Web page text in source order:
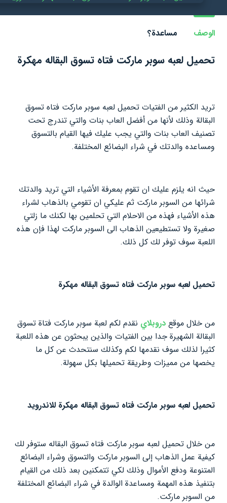
الوصف مساعدة؟
تحميل لعبه سوبر ماركت فتاه تسوق البقاله مهكرة
تريد الكثير من الفتيات تحميل لعبه سوبر ماركت فتاه تسوق
البقالة وذلك لأنها من أفضل العاب بنات والتي تندرج تحت
تصنيف العاب بنات والتي يجب عليك فيها القيام بالتسوق
ومساعده والدتك في شراء البضائع المختلفة.
حيث انه يلزم عليك ان تقوم بمعرفة الأشياء التي تريد والدتك
شرائها من السوبر ماركت ثم عليكي ان تقومي بالذهاب لشراء
هذه الأشياء فهذه من الاحلام التي تحلمين بها لكنك ما زلتي
صغيرة ولا تستطيعين الذهاب الى السوبر ماركت لهذا فإن هذه
اللعبة سوف توفر لك كل ذلك.
تحميل لعبه سوبر ماركت فتاه تسوق البقاله مهكرة
من خلال موقع دروبلاي نقدم لكم لعبة سوبر ماركت فتاة تسوق
البقالة الشهيرة جدا بين الفتيات والذين يبحثون عن هذه اللعبة
كثيرا لذلك سوف نقدمها لكم وكذلك سنتحدث عن كل ما
يخصها من مميزات وطريقة تحميلها بكل سهولة.
تحميل لعبه سوبر ماركت فتاه تسوق البقاله مهكرة للاندرويد
من خلال تحميل لعبه سوبر ماركت فتاه تسوق البقاله ستوفر لك
كيفية عمل الذهاب إلى السوبر ماركت والتسوق وشراء البضائع
المتنوعة ودفع الأموال وذلك لكي تتمكنين بعد ذلك من القيام
بتنفيذ هذه المهمة ومساعدة الوالدة في شراء البضائع المختلفة
من السوبر ماركت.